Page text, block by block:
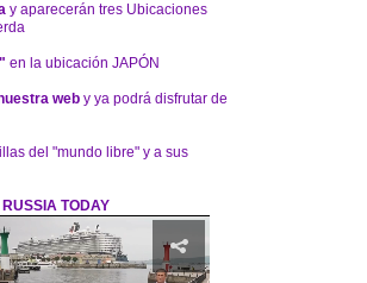
y aparecerán tres Ubicaciones
en la ubicación JAPÓN
web y ya podrá disfrutar de
del "mundo libre" y a sus
TODAY